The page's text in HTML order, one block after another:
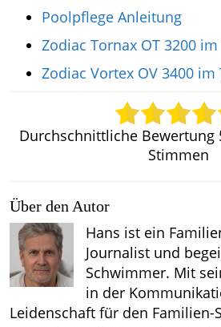
Poolpflege Anleitung
Zodiac Tornax OT 3200 im
Zodiac Vortex OV 3400 im
Durchschnittliche Bewertung
Stimmen
Über den Autor
Hans ist ein
Journalist und
Schwimmer. Mit
in der
Leidenschaft für den